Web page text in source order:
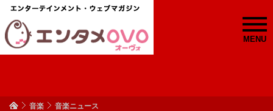
MENU
音楽 音楽ニュース